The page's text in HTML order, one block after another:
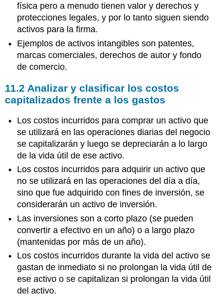
física pero a menudo tienen valor y derechos y
protecciones legales, y por lo tanto siguen siendo
activos para la firma.
Ejemplos de activos intangibles son patentes,
marcas comerciales, derechos de autor y fondo
de comercio.
11.2 Analizar y clasificar los costos
capitalizados frente a los gastos
Los costos incurridos para comprar un activo que
se utilizará en las operaciones diarias del negocio
se capitalizarán y luego se depreciarán a lo largo
de la vida útil de ese activo.
Los costos incurridos para adquirir un activo que
no se utilizará en las operaciones del día a día,
sino que fue adquirido con fines de inversión, se
considerarán un activo de inversión.
Las inversiones son a corto plazo (se pueden
convertir a efectivo en un año) o a largo plazo
(mantenidas por más de un año).
Los costos incurridos durante la vida del activo se
gastan de inmediato si no prolongan la vida útil de
ese activo o se capitalizan si prolongan la vida útil
del activo.